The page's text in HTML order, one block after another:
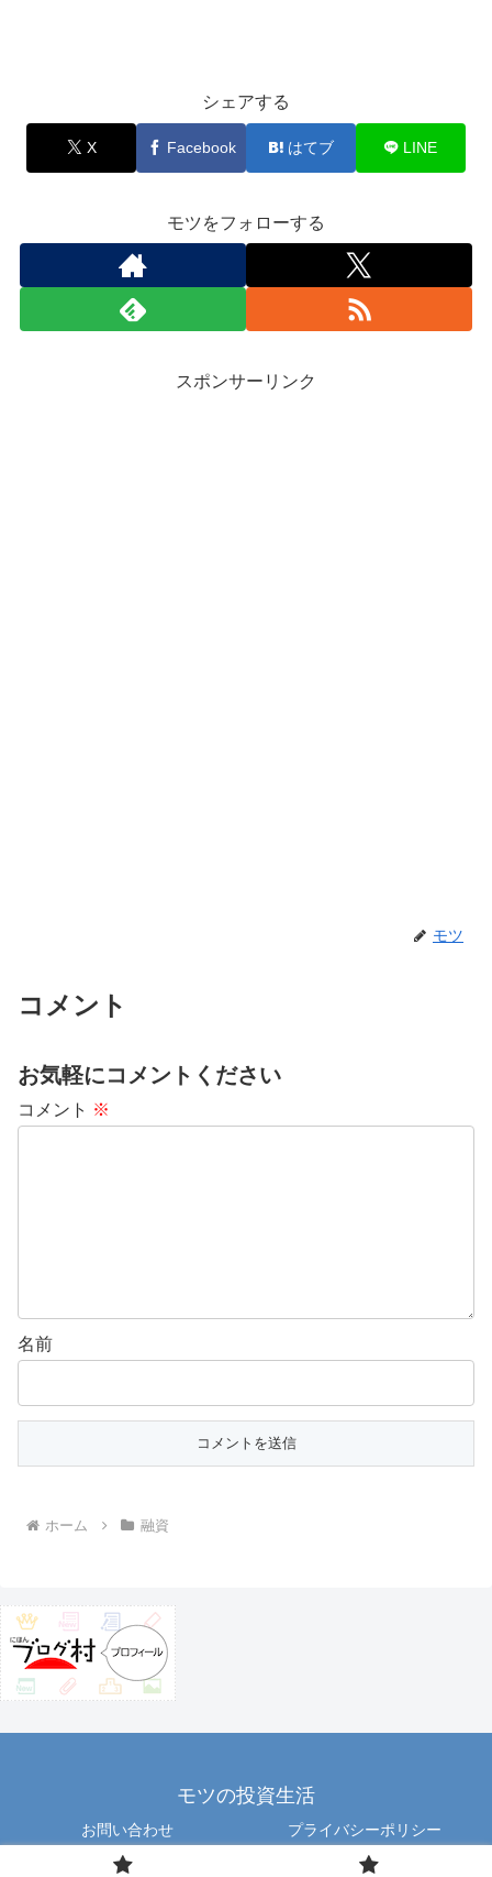
シェアする
X Facebook はてブ LINE
モツをフォローする
スポンサーリンク
モツ
コメント
お気軽にコメントください
コメント ※
名前
ホーム 融資
モツの投資生活
お問い合わせ プライバシーポリシー
Copyright © 2012 motu All Rights Reserved.